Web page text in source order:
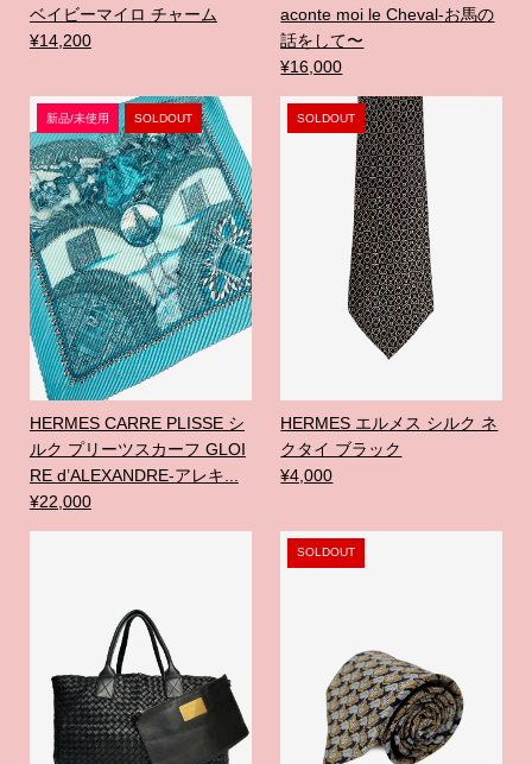
ベイビーマイロ チャーム
¥14,200
aconte moi le Cheval-お馬の
話をして〜
¥16,000
新品/未使用 SOLDOUT
HERMES CARRE PLISSE シ
ルク プリーツスカーフ GLOI
RE d’ALEXANDRE-アレキ...
¥22,000
SOLDOUT
HERMES エルメス シルク ネ
クタイ ブラック
¥4,000
SOLDOUT